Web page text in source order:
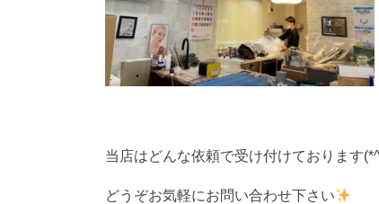
当店はどんな依頼で受け付けております
どうぞお気軽にお問い合わせ下さい